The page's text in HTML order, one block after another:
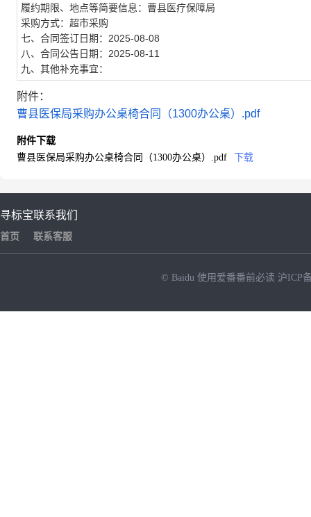
履约期限、地点等简要信息：曹县医疗保障局
采购方式：超市采购
七、合同签订日期：2025-08-08
八、合同公告日期：2025-08-11
九、其他补充事宜：
附件：
曹县医保局采购办公桌椅合同（1300办公桌）.pdf
附件下载
曹县医保局采购办公桌椅合同（1300办公桌）.pdf
下载
寻标宝
首页
联系我们
联系客服
© Baidu 使用爱番番前必读 沪ICP